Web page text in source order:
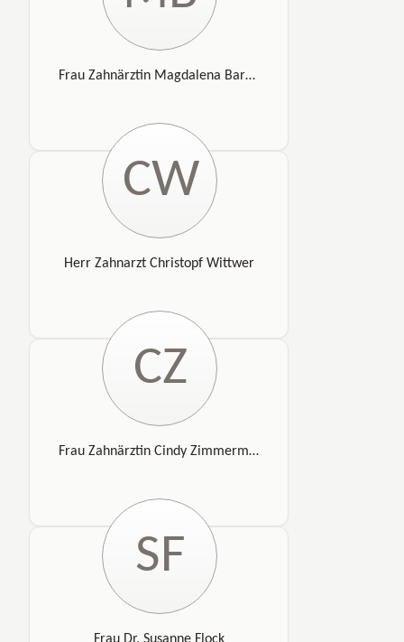
Frau Zahnärztin Magdalena Bartz-Martin
CW
Herr Zahnarzt Christopf Wittwer
CZ
Frau Zahnärztin Cindy Zimmermann
SF